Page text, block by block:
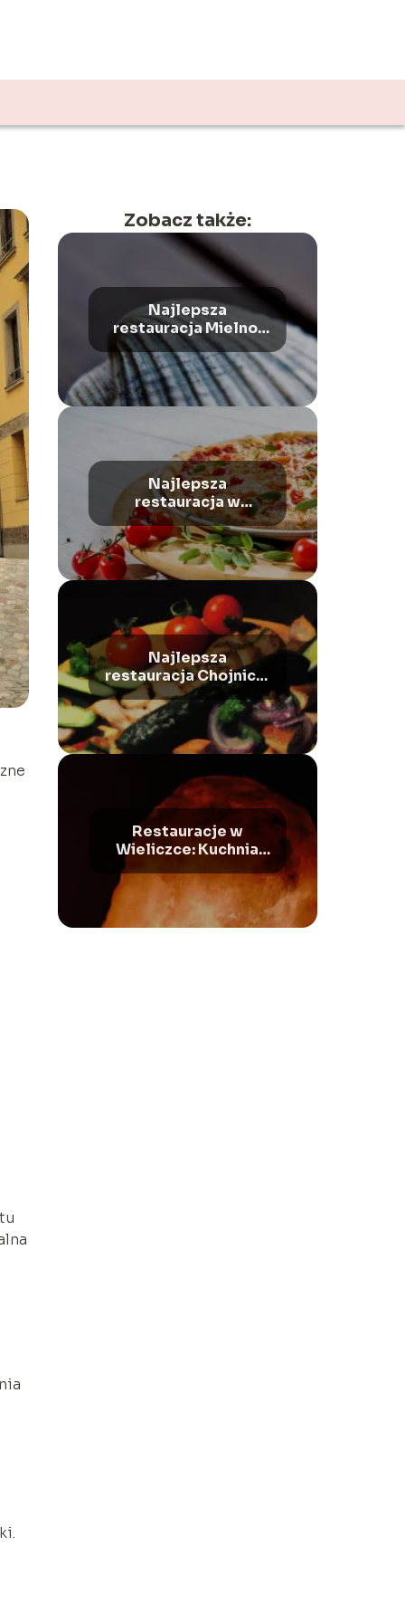
Zobacz także:
Najlepsza
restauracja Mielno:
Kuchnia nadbałtycka
Najlepsza
restauracja w
Augustowie: Smaki
Podlasia i
Suwalszczyzny
Najlepsza
restauracja Chojnice:
Smaki Pomorza
Restauracje w
Wieliczce: Kuchnia
pod skałami solnymi